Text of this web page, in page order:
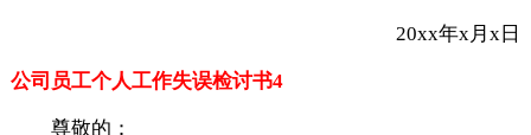
20xx年x月x日
公司员工个人工作失误检讨书4
尊敬的：